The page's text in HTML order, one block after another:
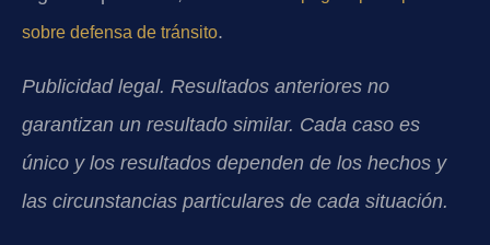
sobre defensa de tránsito.
Publicidad legal. Resultados anteriores no
garantizan un resultado similar. Cada caso es
único y los resultados dependen de los hechos y
las circunstancias particulares de cada situación.